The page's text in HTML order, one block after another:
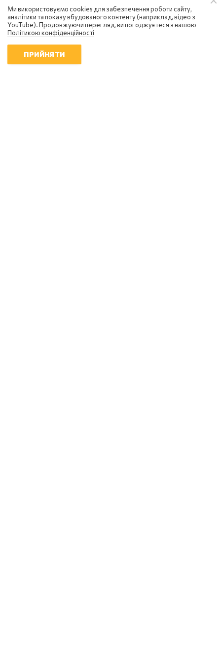
Сергій Фурса
Масовані удари балістикою не
Ми використовуємо cookies для забезпечення роботи сайту,
аналітики та показу вбудованого контенту (наприклад, відео з
YouTube). Продовжуючи перегляд, ви погоджуєтеся з нашою
Політикою конфіденційності
ПРИЙНЯТИ